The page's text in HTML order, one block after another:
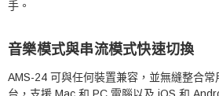
手。
音樂模式與串流模式快速切換
AMS-24 可與任何裝置兼容，並無縫整合
台，支援 Mac 和 PC 電腦以及 iOS 和